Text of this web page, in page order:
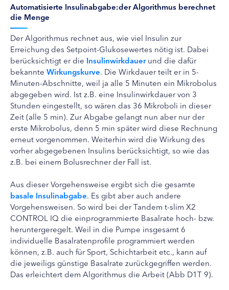
Automatisierte Insulinabgabe:der Algorithmus berechnet
die Menge
Der Algorithmus rechnet aus, wie viel Insulin zur
Erreichung des Setpoint-Glukosewertes nötig ist. Dabei
berücksichtigt er die Insulinwirkdauerund die dafür
bekannte Wirkungskurve. Die Wirkdauer teilt er in 5-
Minuten-Abschnitte, weil ja alle 5 Minuten ein Mikrobolus
abgegeben wird. Ist z.B. eine Insulinwirkdauer von 3
Stunden eingestellt, so wären das 36 Mikroboli in dieser
Zeit (alle 5 min). Zur Abgabe gelangt nun aber nur der
erste Mikrobolus, denn 5 min später wird diese Rechnung
erneut vorgenommen. Weiterhin wird die Wirkung des
vorher abgegebenen Insulins berücksichtigt, so wie das
z.B. bei einem Bolusrechner der Fall ist.
Aus dieser Vorgehensweise ergibt sich die gesamte
basale Insulinabgabe. Es gibt aber auch andere
Vorgehensweisen. So wird bei der Tandem t-slim X2
CONTROL IQ die einprogrammierte Basalrate hoch- bzw.
heruntergeregelt. Weil in die Pumpe insgesamt 6
individuelle Basalratenprofile programmiert werden
können, z.B. auch für Sport, Schichtarbeit etc., kann auf
die jeweiligs günstige Basalrate zurückgegriffen werden.
Das erleichtert dem Algorithmus die Arbeit (Abb D1T 9).